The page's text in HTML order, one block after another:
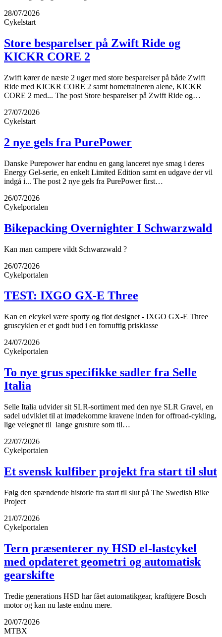
28/07/2026
Cykelstart
Store besparelser på Zwift Ride og
KICKR CORE 2
Zwift kører de næste 2 uger med store besparelser på både Zwift
Ride med KICKR CORE 2 samt hometraineren alene, KICKR
CORE 2 med... The post Store besparelser på Zwift Ride og…
27/07/2026
Cykelstart
2 nye gels fra PurePower
Danske Purepower har endnu en gang lanceret nye smag i deres
Energy Gel-serie, en enkelt Limited Edition samt en udgave der vil
indgå i... The post 2 nye gels fra PurePower first…
26/07/2026
Cykelportalen
Bikepacking Overnighter I Schwarzwald
Kan man campere vildt Schwarzwald ?
26/07/2026
Cykelportalen
TEST: IXGO GX-E Three
Kan en elcykel være sporty og flot designet - IXGO GX-E Three
gruscyklen er et godt bud i en fornuftig prisklasse
24/07/2026
Cykelportalen
To nye grus specifikke sadler fra Selle
Italia
Selle Italia udvider sit SLR-sortiment med den nye SLR Gravel, en
sadel udviklet til at imødekomme kravene inden for offroad-cykling,
lige velegnet til lange grusture som til…
22/07/2026
Cykelportalen
Et svensk kulfiber projekt fra start til slut
Følg den spændende historie fra start til slut på The Swedish Bike
Project
21/07/2026
Cykelportalen
Tern præsenterer ny HSD el-lastcykel
med opdateret geometri og automatisk
gearskifte
Tredie generations HSD har fået automatikgear, kraftigere Bosch
motor og kan nu laste endnu mere.
20/07/2026
MTBX